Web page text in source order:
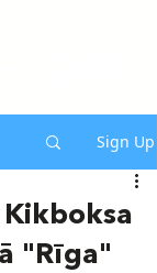
Sign Up
"Rīga"